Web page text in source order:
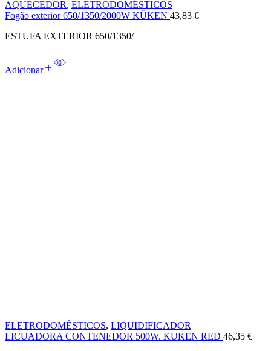
AQUECEDOR, ELETRODOMÉSTICOS
Fogão exterior 650/1350/2000W KÜKEN 43,83 €
ESTUFA EXTERIOR 650/1350/
Adicionar
ELETRODOMÉSTICOS, LIQUIDIFICADOR
LICUADORA CONTENEDOR 500W. KUKEN RED 46,35 €